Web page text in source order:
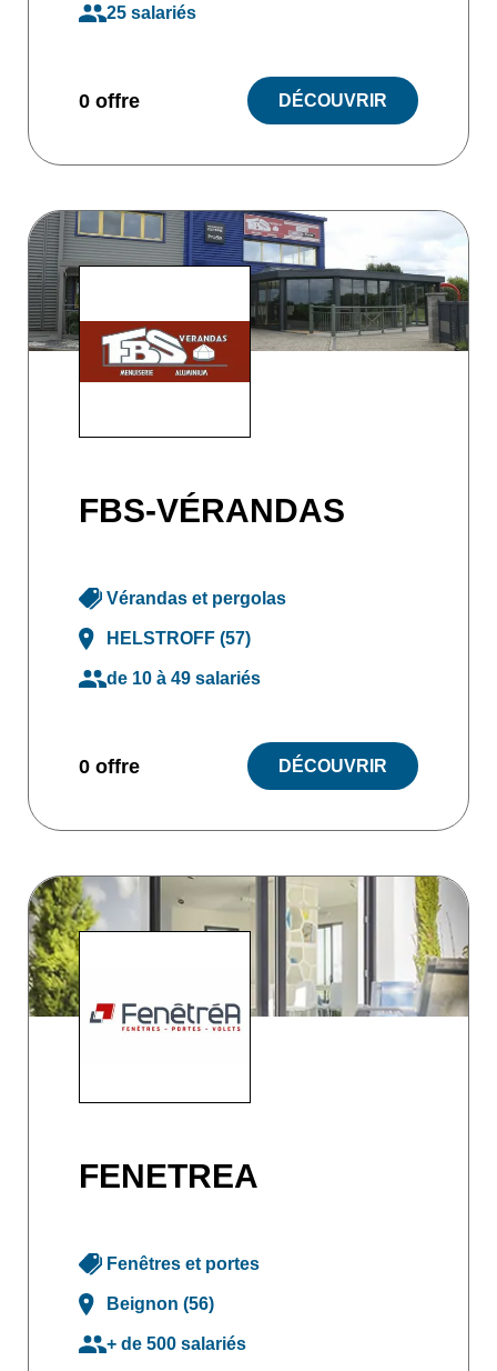
25 salariés
0 offre DÉCOUVRIR
FBS-VÉRANDAS
Vérandas et pergolas
HELSTROFF (57)
de 10 à 49 salariés
0 offre DÉCOUVRIR
FENETREA
Fenêtres et portes
Beignon (56)
+ de 500 salariés